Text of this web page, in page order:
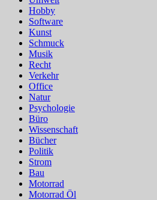
Hobby
Software
Kunst
Schmuck
Musik
Recht
Verkehr
Office
Natur
Psychologie
Büro
Wissenschaft
Bücher
Politik
Strom
Bau
Motorrad
Motorrad Öl